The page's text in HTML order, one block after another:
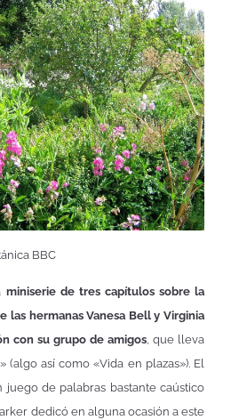
BBC
miniserie de tres capítulos sobre la
las hermanas Vanesa Bell y Virginia
con su grupo de amigos, que lleva
(algo así como «Vida en plazas»). El
de palabras bastante caústico
dedicó en alguna ocasión a este